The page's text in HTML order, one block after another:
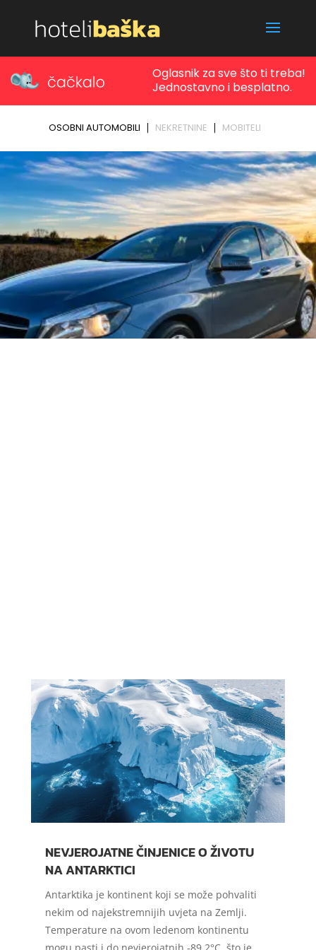
NEVJEROJATNE ČINJENICE O ŽIVOTU
NA ANTARKTICI
Antarktika je kontinent koji se može pohvaliti
nekim od najekstremnijih uvjeta na Zemlji.
Temperature na ovom ledenom kontinentu